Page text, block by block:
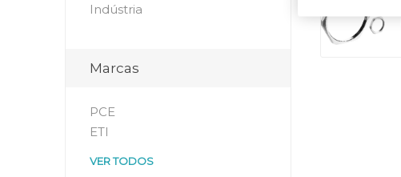
Indústria
Marcas
PCE
ETI
VER TODOS